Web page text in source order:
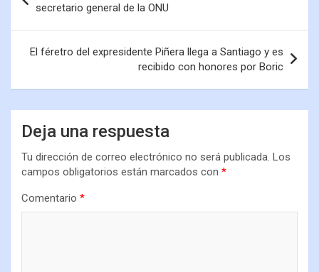
secretario general de la ONU
El féretro del expresidente Piñera llega a Santiago y es
recibido con honores por Boric
Deja una respuesta
Tu dirección de correo electrónico no será publicada. Los
campos obligatorios están marcados con *
Comentario *